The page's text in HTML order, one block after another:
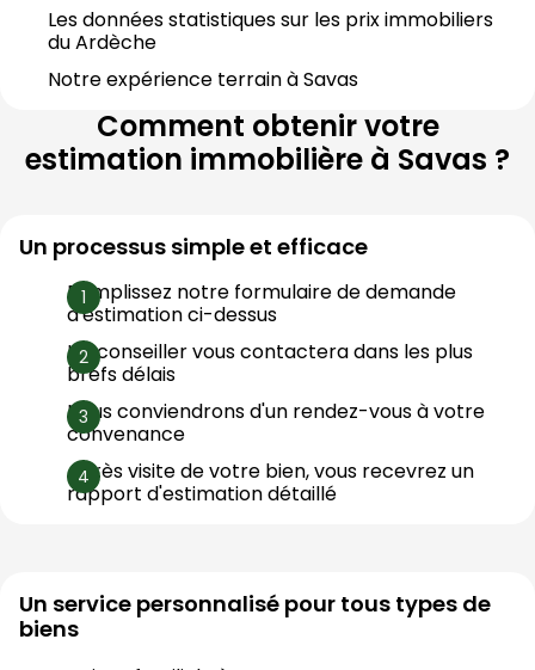
Les données statistiques sur les prix immobiliers
du Ardèche
Notre expérience terrain à Savas
Comment obtenir votre
estimation immobilière à Savas ?
Un processus simple et efficace
Remplissez notre formulaire de demande
d'estimation ci-dessus
Un conseiller vous contactera dans les plus
brefs délais
Nous conviendrons d'un rendez-vous à votre
convenance
Après visite de votre bien, vous recevrez un
rapport d'estimation détaillé
Un service personnalisé pour tous types de
biens